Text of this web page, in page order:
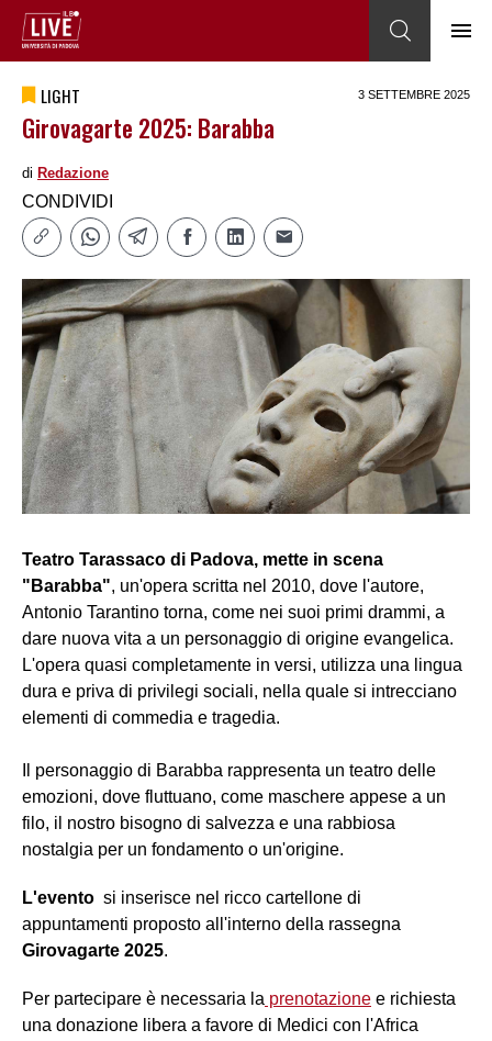
LIGHT 3 SETTEMBRE 2025
Girovagarte 2025: Barabba
di Redazione
CONDIVIDI
Teatro Tarassaco di Padova, mette in scena
"Barabba", un'opera scritta nel 2010, dove l'autore,
Antonio Tarantino torna, come nei suoi primi drammi, a
dare nuova vita a un personaggio di origine evangelica.
L'opera quasi completamente in versi, utilizza una lingua
dura e priva di privilegi sociali, nella quale si intrecciano
elementi di commedia e tragedia.
Il personaggio di Barabba rappresenta un teatro delle
emozioni, dove fluttuano, come maschere appese a un
filo, il nostro bisogno di salvezza e una rabbiosa
nostalgia per un fondamento o un'origine.
L'evento si inserisce nel ricco cartellone di
appuntamenti proposto all'interno della rassegna
Girovagarte 2025.
Per partecipare è necessaria la prenotazione e richiesta
una donazione libera a favore di Medici con l'Africa